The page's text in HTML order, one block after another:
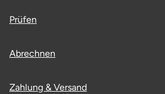
Prüfen
Abrechnen
Zahlung & Versand